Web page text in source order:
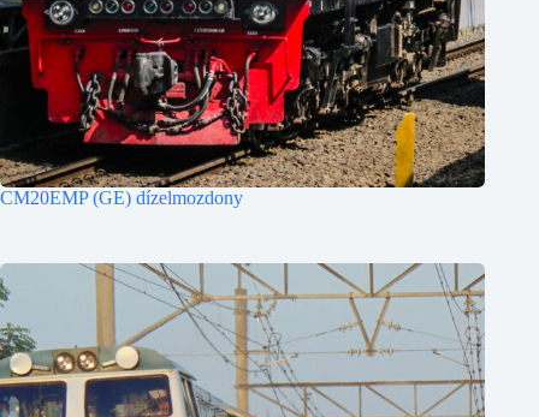
CM20EMP (GE) dízelmozdony